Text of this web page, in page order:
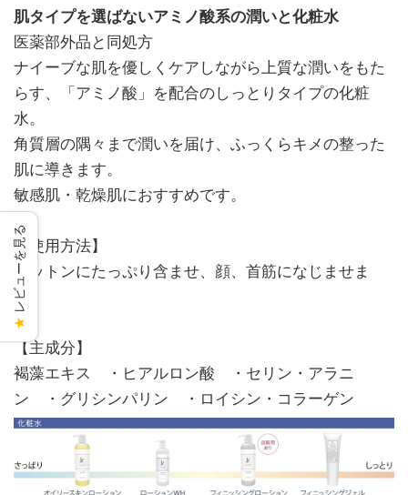
肌タイプを選ばないアミノ酸系の潤いと化粧水
医薬部外品と同処方
ナイーブな肌を優しくケアしながら上質な潤いをもた
らす、「アミノ酸」を配合のしっとりタイプの化粧
水。
角質層の隅々まで潤いを届け、ふっくらキメの整った
肌に導きます。
敏感肌・乾燥肌におすすめです。
【使用方法】
コットンにたっぷり含ませ、顔、首筋になじませま
す。
【主成分】
褐藻エキス ・ヒアルロン酸 ・セリン・アラニ
ン ・グリシンパリン ・ロイシン・コラーゲン
★
レビューを見る